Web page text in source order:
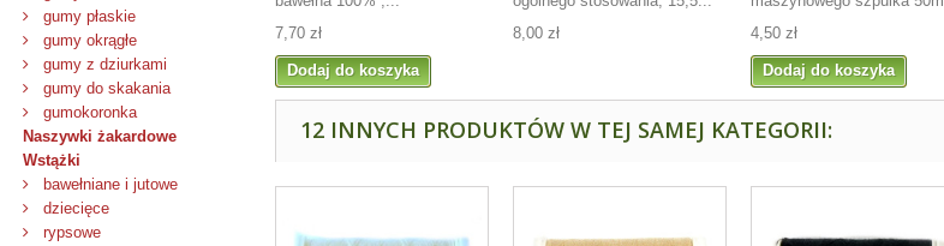
gumy płaskie
gumy okrągłe
gumy z dziurkami
gumy do skakania
gumokoronka
Naszywki żakardowe
Wstążki
bawełniane i jutowe
dziecięce
rypsowe
7,70 zł
Dodaj do koszyka
8,00 zł
4,50 zł
Dodaj do koszyka
12 INNYCH PRODUKTÓW W TEJ SAMEJ KATEGORII: